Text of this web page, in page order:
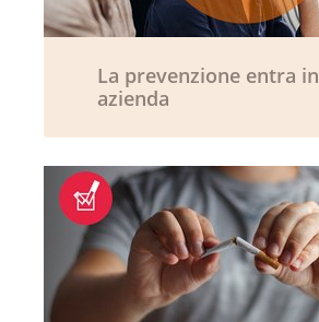
La prevenzione entra in
azienda